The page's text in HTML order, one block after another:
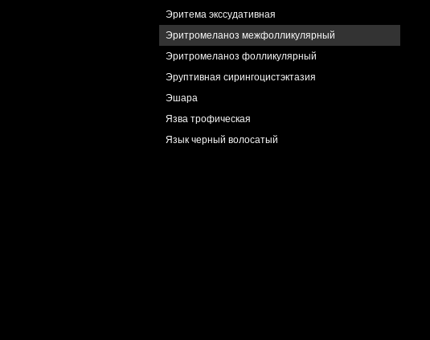
Эритема экссудативная
Эритромеланоз межфолликулярный
Эритромеланоз фолликулярный
Эруптивная сирингоцистэктазия
Эшара
Язва трофическая
Язык черный волосатый